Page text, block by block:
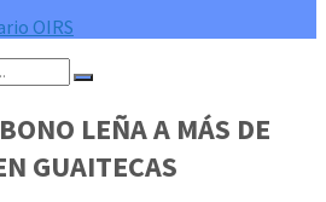
OIRS
LEÑA A MÁS DE
GUAITECAS